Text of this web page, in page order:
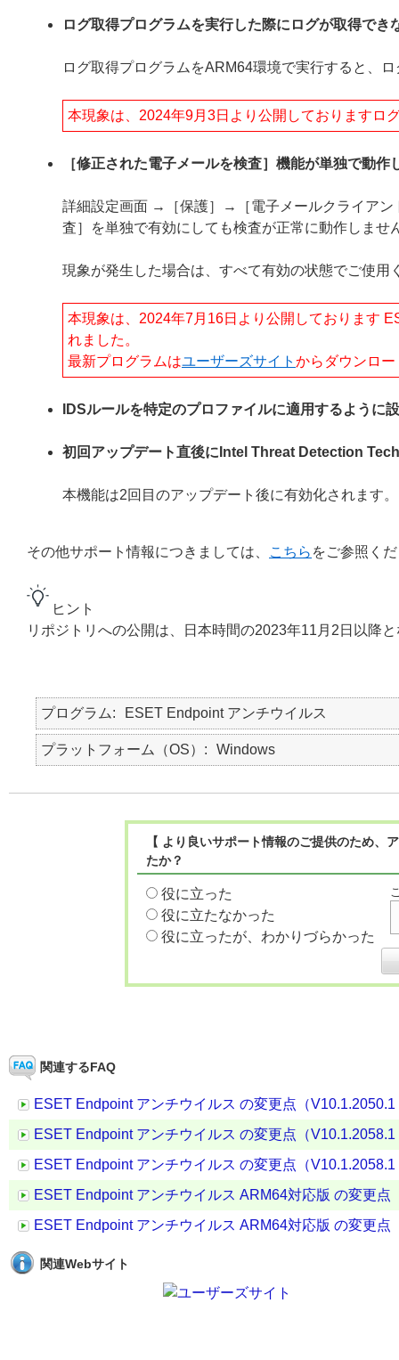
ログ取得プログラムを実行した際にログが取得でき
ログ取得プログラムをARM64環境で実行すると、
本現象は、2024年9月3日より公開しておりますロ
［修正された電子メールを検査］機能が単独で動作
詳細設定画面 →［保護］→［電子メールクライア
査］を単独で有効にしても検査が正常に動作しませ
現象が発生した場合は、すべて有効の状態でご使用
本現象は、2024年7月16日より公開しております
れました。
最新プログラムはユーザーズサイト からダウンロ
IDSルールを特定のプロファイルに適用するよう
初回アップデート直後にIntel Threat Detection
本機能は2回目のアップデート後に有効化されます。
その他サポート情報につきましては、 こちら をご参照く
ヒント
リポジトリへの公開は、日本時間の2023年11月2日以降
プログラム ESET Endpoint アンチウイルス
プラットフォーム（OS） Windows
【 より良いサポート情報のご提供のため
たか？
役に立った
役に立たなかった
役に立ったが、わかりづらかった
関連するFAQ
ESET Endpoint アンチウイルス の変更点（
ESET Endpoint アンチウイルス の変更点（
ESET Endpoint アンチウイルス の変更点（
ESET Endpoint アンチウイルス ARM64対応版 の変更
ESET Endpoint アンチウイルス ARM64対応版 の変更
関連Webサイト